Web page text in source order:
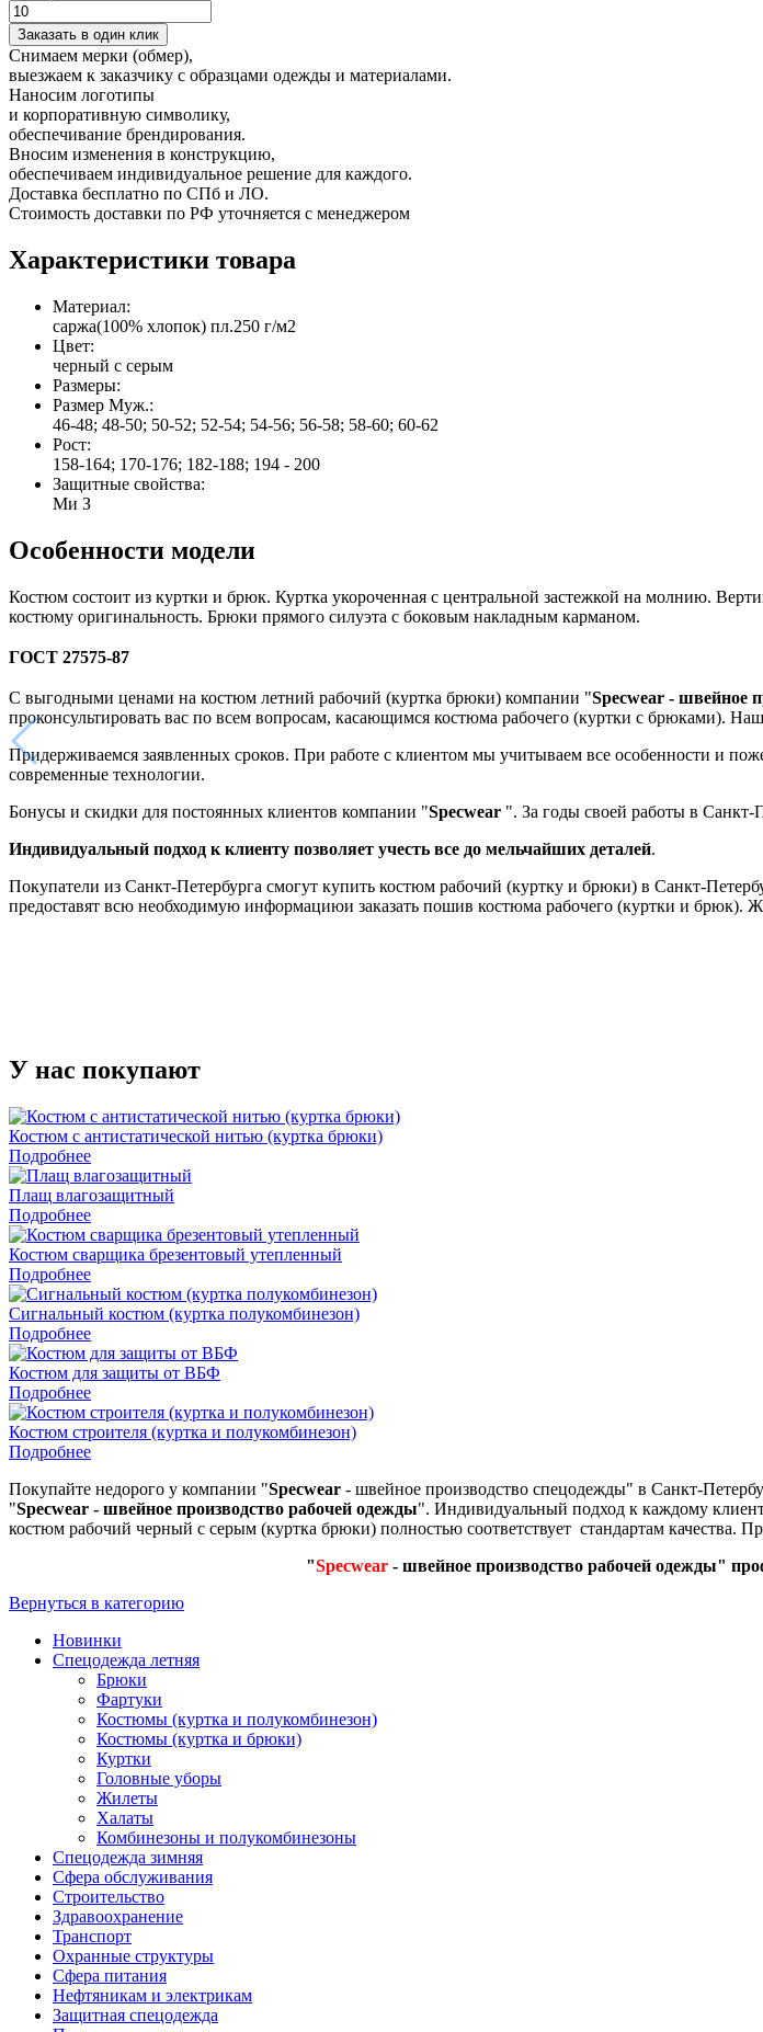
Заказать в один клик
Снимаем мерки (обмер),
выезжаем к заказчику с образцами одежды и материалами.
Наносим логотипы
и корпоративную символику,
обеспечивание брендирования.
Вносим изменения в конструкцию,
обеспечиваем индивидуальное решение для каждого.
Доставка бесплатно по СПб и ЛО.
Стоимость доставки по РФ уточняется с менеджером
Характеристики товара
Материал:
саржа(100% хлопок) пл.250 г/м2
Цвет:
черный с серым
Размеры:
Размер Муж.:
46-48; 48-50; 50-52; 52-54; 54-56; 56-58; 58-60; 60-62
Рост:
158-164; 170-176; 182-188; 194 - 200
Защитные свойства:
Ми З
Особенности модели
Костюм состоит из куртки и брюк. Куртка укороченная с центральной застежкой на молнию.
костюму оригинальность. Брюки прямого силуэта с боковым накладным карманом.
ГОСТ 27575-87
С выгодными ценами на костюм летний рабочий (куртка брюки) компании "Specwear - швейное
проконсультировать вас по всем вопросам, касающимся костюма рабочего (куртки с брюками).
Придерживаемся заявленных сроков. При работе с клиентом мы учитываем все особенности и
современные технологии.
Бонусы и скидки для постоянных клиентов компании "Specwear ". За годы своей работы в
Индивидуальный подход к клиенту позволяет учесть все до мельчайших деталей.
Покупатели из Санкт-Петербурга смогут купить костюм рабочий (куртку и брюки) в Санкт-
предоставят всю необходимую информациюи заказать пошив костюма рабочего (куртки и брюк).
У нас покупают
Костюм с антистатической нитью (куртка брюки)
Подробнее
Плащ влагозащитный
Подробнее
Костюм сварщика брезентовый утепленный
Подробнее
Сигнальный костюм (куртка полукомбинезон)
Подробнее
Костюм для защиты от ВБФ
Подробнее
Костюм строителя (куртка и полукомбинезон)
Подробнее
Покупайте недорого у компании "Specwear - швейное производство спецодежды" в Санкт-
"Specwear - швейное производство рабочей одежды". Индивидуальный подход к каждому
костюм рабочий черный с серым (куртка брюки) полностью соответствует стандартам качества.
"Specwear- швейное производство рабочей одежды"
Вернуться в категорию
Новинки
Спецодежда летняя
Брюки
Фартуки
Костюмы (куртка и полукомбинезон)
Костюмы (куртка и брюки)
Куртки
Головные уборы
Жилеты
Халаты
Комбинезоны и полукомбинезоны
Спецодежда зимняя
Сфера обслуживания
Строительство
Здравоохранение
Транспорт
Охранные структуры
Сфера питания
Нефтяникам и электрикам
Защитная спецодежда